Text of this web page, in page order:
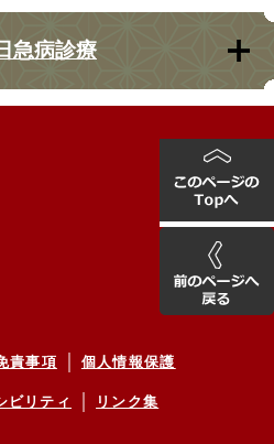
急病診療
責事項 個人情報保護
ビリティ リンク集